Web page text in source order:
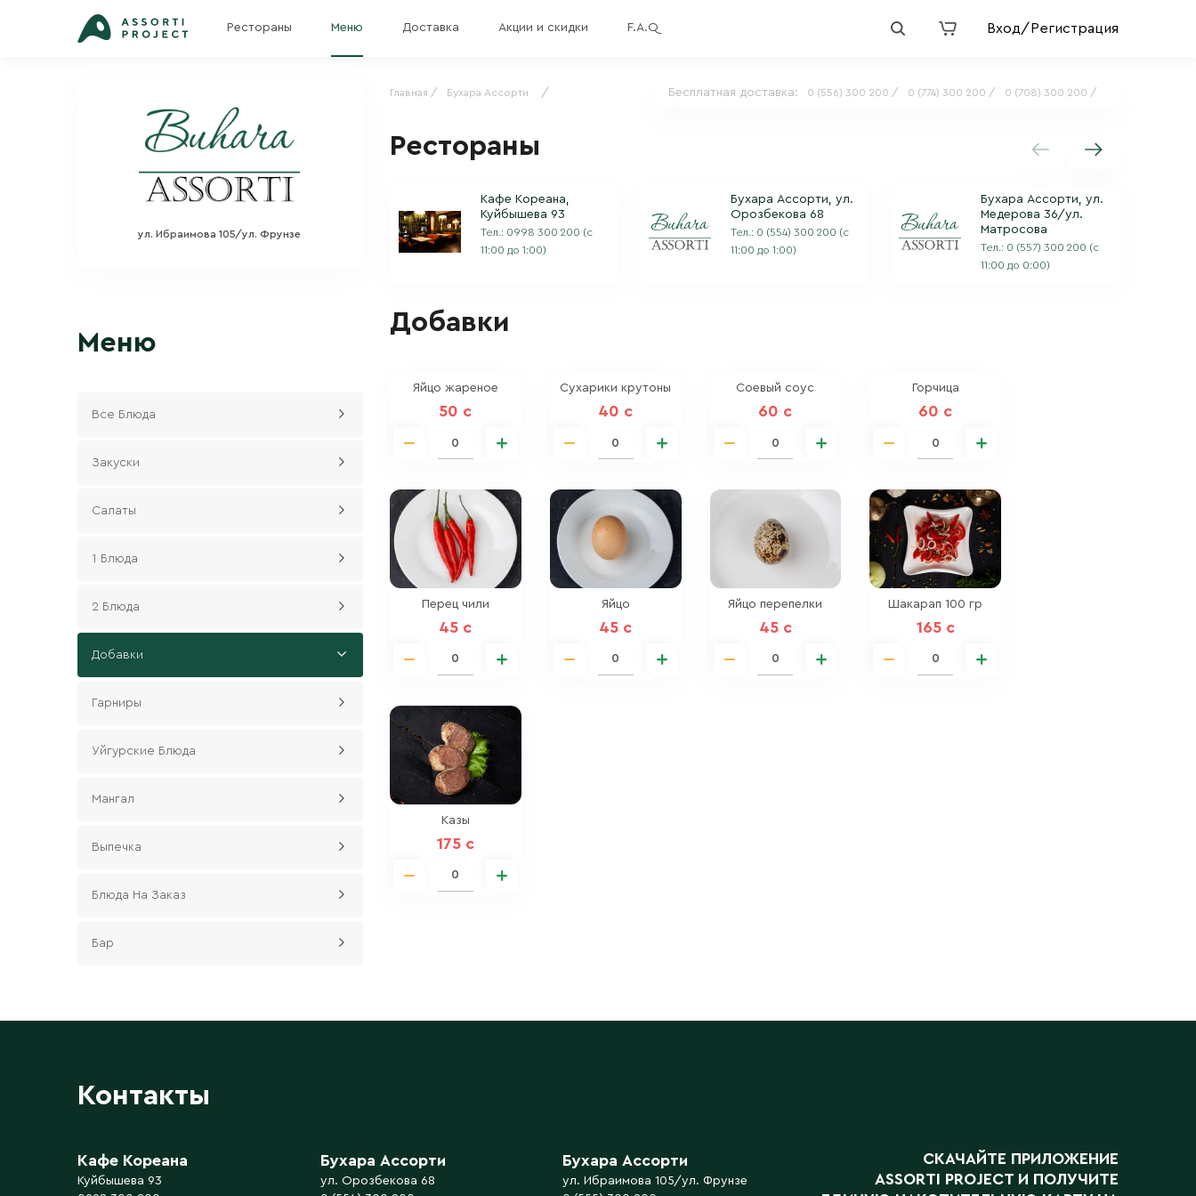
Рестораны Меню Доставка Акции и скидки F.A.Q Вход/Регистрация
ул. Ибраимова 105/ул. Фрунзе
Меню
Все Блюда
Закуски
Салаты
1 Блюда
2 Блюда
Добавки
Гарниры
Уйгурские Блюда
Мангал
Выпечка
Блюда На Заказ
Бар
Главная / Бухара Ассорти / Бесплатная доставка: 0 (556) 300 200 / 0 (774) 300 200 / 0 (708) 300 200 /
Рестораны
Кафе Кореана,
Куйбышева 93
Тел.: 0998 300 200 (с
11:00 до 1:00)
Бухара Ассорти, ул.
Орозбекова 68
Тел.: 0 (554) 300 200 (с
11:00 до 1:00)
Бухара Ассорти, ул.
Медерова 36/ул.
Матросова
Тел.: 0 (557) 300 200 (с
11:00 до 0:00)
Добавки
Яйцо жареное
50 c
Сухарики крутоны
40 c
Соевый соус
60 c
Горчица
60 c
Перец чили
45 c
Яйцо
45 c
Яйцо перепелки
45 c
Шакарап 100 гр
165 c
Казы
175 c
Контакты
Кафе Кореана
Куйбышева 93
Бухара Ассорти
ул. Орозбекова 68
Бухара Ассорти
ул. Ибраимова 105/ул. Фрунзе
СКАЧАЙТЕ ПРИЛОЖЕНИЕ
ASSORTI PROJECT И ПОЛУЧИТЕ